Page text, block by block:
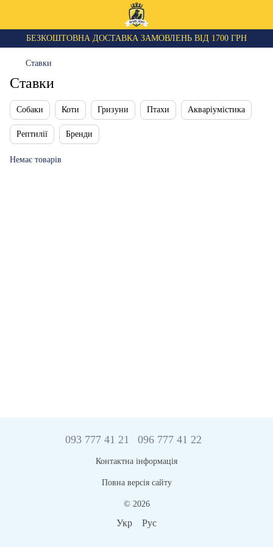
БЕЗКОШТОВНА ДОСТАВКА ЗАМОВЛЕНЬ ВІД 1700 ГРН
Ставки
Ставки
Собаки Коти Гризуни Птахи Акваріумістика
Рептилії Бренди
Немає товарів
093 777 41 21 096 777 41 22
Контактна інформація
Повна версія сайту
© 2026
Укр Рус